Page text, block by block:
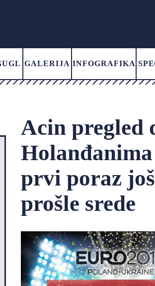
GALERIJA INFOGRAFIKA
Acin pregled
prvi poraz
prošle srede